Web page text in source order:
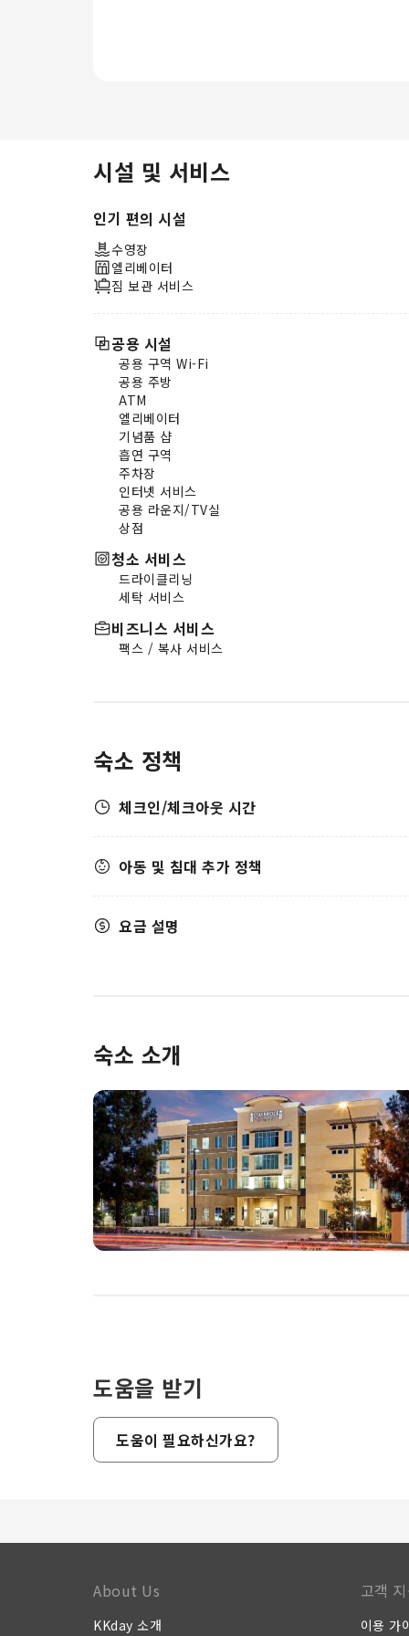
매일 추가 비용 없이 제공되는 맛있
는 아침 식사를 이용하실 수 있습니
나요? 숙소 내에 위치한 조리 시설을
브리지 스위트 애너하임 앳 더 파크
바이 IHG에서 제공하는 다양한 액티
비티를 즐겨보세요.스테이브리지 스
위트 애너하임 앳 더 파크 바이 IHG
을 위한 다양한 편의 시설이 마련되
어 있습니다. 수영장에서 물살을 가
르며 활력을 되찾고 잊지 못할 휴가
를 보내보세요.숙소 피트니스 센터의
훌륭한 운동 기구를 이용해 맛있는
음식으로 섭취한 칼로리를 태워보세
요.
시설 및 서비스
인기 편의 시설
수영장
엘리베이터
짐 보관 서비스
공용 시설
공용 구역 Wi-Fi
공용 주방
ATM
엘리베이터
기념품 샵
흡연 구역
주차장
인터넷 서비스
공용 라운지/TV실
상점
청소 서비스
드라이클리닝
세탁 서비스
비즈니스 서비스
팩스 / 복사 서비스
숙소 정책
체크인/체크아웃 시간
아동 및 침대 추가 정책
요금 설명
숙소 소개
도움을 받기
도움이 필요하신가요?
About Us
KKday 소개
고객
이용 가